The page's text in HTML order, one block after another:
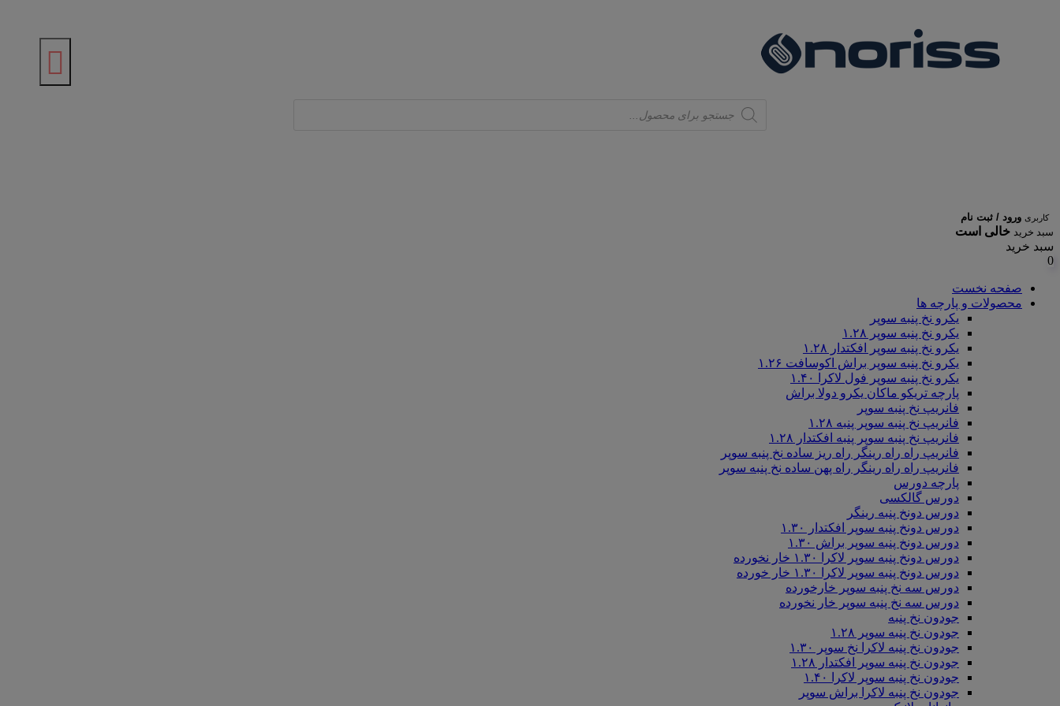
Products
search
کاربری ورود / ثبت نام
سبد خرید خالی است
سبد خرید
0
صفحه نخست
محصولات و پارچه ها
یکرو نخ پنبه سوپر
یکرو نخ پنبه سوپر ۱.۲۸
یکرو نخ پنبه سوپر افکتدار ۱.۲۸
یکرو نخ پنبه سوپر براش اکوسافت ۱.۲۶
یکرو نخ پنبه سوپر فول لاکرا ۱.۴۰
پارچه تریکو ماکان یکرو دولا براش
فانریپ نخ پنبه سوپر
فانریپ نخ پنبه سوپر پنبه ۱.۲۸
فانریپ نخ پنبه سوپر پنبه افکتدار ۱.۲۸
فانریپ راه راه رینگر راه ریز ساده نخ پنبه سوپر
فانریپ راه راه رینگر راه پهن ساده نخ پنبه سوپر
پارچه دورس
دورس گالکسی
دورس دونخ پنبه رینگر
دورس دونخ پنبه سوپر افکتدار ۱.۳۰
دورس دونخ پنبه سوپر براش ۱.۳۰
دورس دونخ پنبه سوپر لاکرا ۱.۳۰ خار نخورده
دورس دونخ پنبه سوپر لاکرا ۱.۳۰ خار خورده
دورس سه نخ پنبه سوپر خارخورده
دورس سه نخ پنبه سوپر خار نخورده
جودون نخ پنبه
جودون نخ پنبه سوپر ۱.۲۸
جودون نخ پنبه لاکرا نخ سوپر ۱.۳۰
جودون نخ پنبه سوپر افکتدار ۱.۲۸
جودون نخ پنبه سوپر لاکرا ۱.۴۰
جودون نخ پنبه لاکرا براش سوپر